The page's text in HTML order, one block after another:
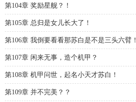
第104章 奖励星舰？！
第105章 总归是女儿长大了！
第106章 我倒要看看那苏白是不是三头六臂！
第107章 闲来无事，造个机甲？
第108章 机甲问世，起名小天才苏白！
第109章 并不完美？？